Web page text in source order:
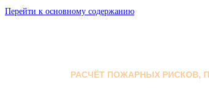
Перейти к основному содержанию
РАСЧЁТ ПОЖАРНЫХ РИСКОВ,